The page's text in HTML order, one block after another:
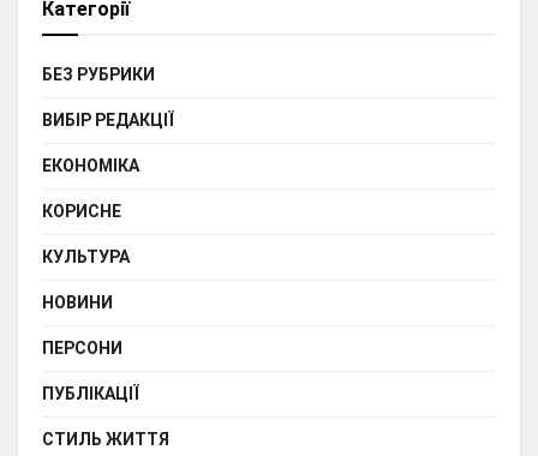
Категорії
БЕЗ РУБРИКИ
ВИБІР РЕДАКЦІЇ
ЕКОНОМІКА
КОРИСНЕ
КУЛЬТУРА
НОВИНИ
ПЕРСОНИ
ПУБЛІКАЦІЇ
СТИЛЬ ЖИТТЯ